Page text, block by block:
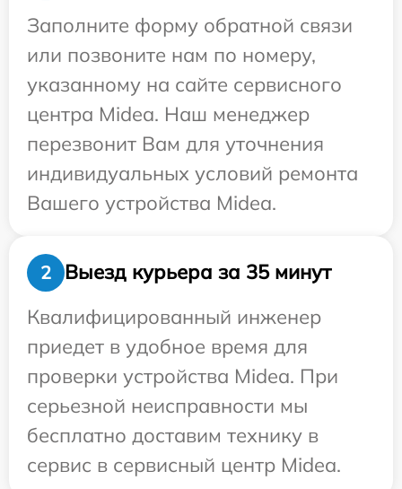
Заполните форму обратной связи
или позвоните нам по номеру,
указанному на сайте сервисного
центра Midea. Наш менеджер
перезвонит Вам для уточнения
индивидуальных условий ремонта
Вашего устройства Midea.
2
Выезд курьера за 35 минут
Квалифицированный инженер
приедет в удобное время для
проверки устройства Midea. При
серьезной неисправности мы
бесплатно доставим технику в
сервис в сервисный центр Midea.